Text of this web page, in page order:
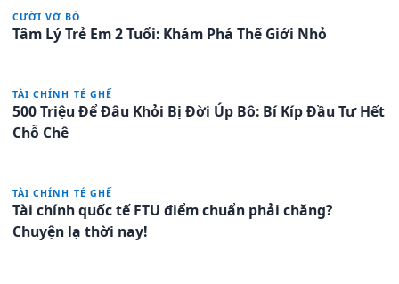
CƯỜI VỠ BÔ
Tâm Lý Trẻ Em 2 Tuổi: Khám Phá Thế Giới Nhỏ
TÀI CHÍNH TÉ GHẾ
500 Triệu Để Đâu Khỏi Bị Đời Úp Bô: Bí Kíp Đầu Tư Hết
Chỗ Chê
TÀI CHÍNH TÉ GHẾ
Tài chính quốc tế FTU điểm chuẩn phải chăng?
Chuyện lạ thời nay!